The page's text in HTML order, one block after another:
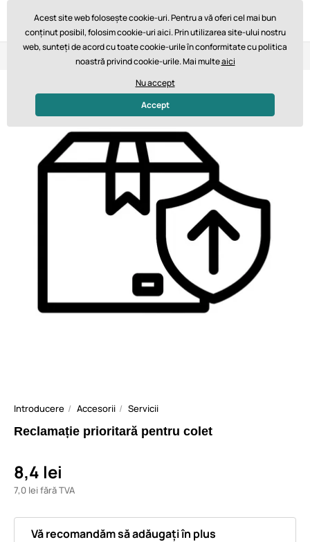
Retur în 14 zile Livrare rapidă de la 747,61 lei GRATUIT
Introducere Accesorii Servicii
Reclamație prioritară pentru colet
8,4 lei
7,0 lei fără TVA
Vă recomandăm să adăugați în plus
Acest site web folosește cookie-uri. Pentru a vă oferi cel mai bun
conținut posibil, folosim cookie-uri aici. Prin utilizarea site-ului nostru
web, sunteți de acord cu toate cookie-urile în conformitate cu politica
noastră privind cookie-urile. Mai multeaici
Nu accept
Accept